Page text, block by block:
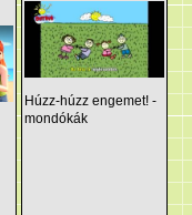
Húzz-húzz engemet! -
mondókák